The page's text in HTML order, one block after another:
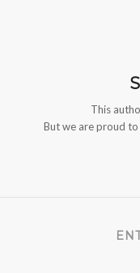
This
But we are proud